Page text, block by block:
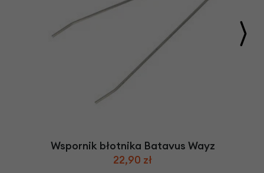
Wspornik błotnika Batavus Wayz
22,90 zł